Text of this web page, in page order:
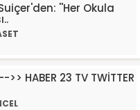
''Her Okula
>> HABER 23 TV TWİTTER